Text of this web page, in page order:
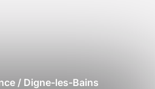
/ Digne-les-Bains